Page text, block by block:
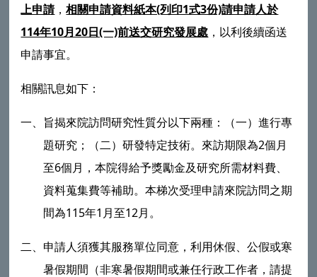
上申請，相關申請資料紙本(列印1式3份)請申請人於
114年10月20日(一)前送交研究發展處 ，以利後續函送
申請事宜。
相關訊息如下：
一、旨揭來院訪問研究性質分以下兩種：（一）進行專
題研究；（二）研發特定技術。來訪期限為2個月
至6個月，本院得給予獎勵金及研究所需材料費、
資料蒐集費等補助。本梯次受理申請來院訪問之期
間為115年1月至12月。
二、申請人須獲其服務單位同意，利用休假、公假或寒
暑假期間（非寒暑假期間或兼任行政工作者，請提